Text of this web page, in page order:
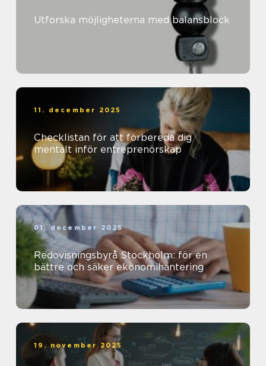
Utforska möjligheterna med balansblock
11. december 2025
Checklistan för att förbereda dig
mentalt inför entreprenörskap
01. december 2025
Redovisningsbyrå Stockholm: för en
bättre och säker ekonomihantering
19. november 2025